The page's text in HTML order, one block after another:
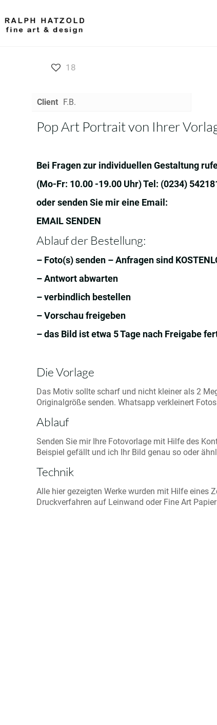
18
Client F.B.
Pop Art Portrait von Ihrer
Bei Fragen zur individuellen Gestaltung
(Mo-Fr: 10.00 -19.00 Uhr) Tel: (0234)
oder senden Sie mir eine Email:
EMAIL SENDEN
Ablauf der Bestellung:
– Foto(s) senden – Anfragen sind
– Antwort abwarten
– verbindlich bestellen
– Vorschau freigeben
– das Bild ist etwa 5 Tage nach Freigabe
Die Vorlage
Das Motiv sollte scharf und nicht kleiner als 2
Originalgröße senden. Whatsapp verkleinert
Ablauf
Senden Sie mir Ihre Fotovorlage mit Hilfe des
Beispiel gefällt und ich Ihr Bild genau so oder
Technik
Alle hier gezeigten Werke wurden mit Hilfe eines
Druckverfahren auf Leinwand oder Fine Art